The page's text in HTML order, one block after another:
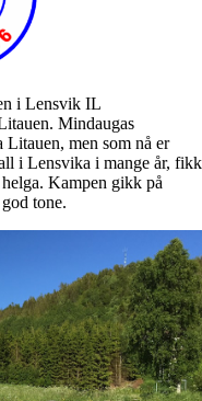
i Lensvik IL
Mindaugas
men som nå er
i Lensvika i mange år, fikk
Kampen gikk på
tone.